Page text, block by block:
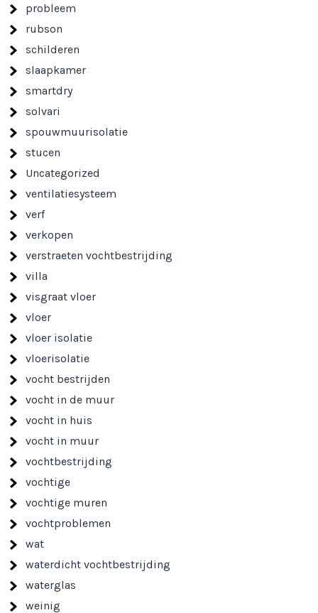
probleem
rubson
schilderen
slaapkamer
smartdry
solvari
spouwmuurisolatie
stucen
Uncategorized
ventilatiesysteem
verf
verkopen
verstraeten vochtbestrijding
villa
visgraat vloer
vloer
vloer isolatie
vloerisolatie
vocht bestrijden
vocht in de muur
vocht in huis
vocht in muur
vochtbestrijding
vochtige
vochtige muren
vochtproblemen
wat
waterdicht vochtbestrijding
waterglas
weinig